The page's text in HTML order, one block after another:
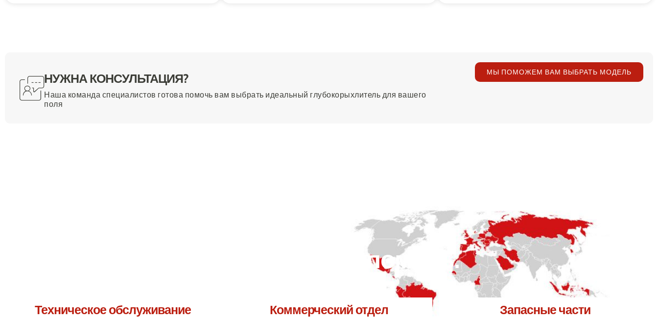
НУЖНА КОНСУЛЬТАЦИЯ?
Наша команда специалистов готова помочь вам выбрать идеальный глубокорыхлитель для вашего
поля
МЫ ПОМОЖЕМ ВАМ ВЫБРАТЬ МОДЕЛЬ
Я уверена, что мы сможем вам помочь.
Техническое обслуживание Коммерческий отдел Запасные части